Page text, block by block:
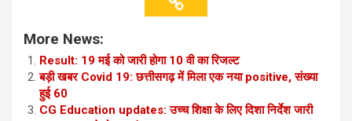
More News:
Result: 19 मई को जारी होगा 10 वी का रिजल्ट
बड़ी खबर Covid 19: छत्तीसगढ़ में मिला एक नया positive, संख्या
हुई 60
CG Education updates: उच्च शिक्षा के लिए दिशा निर्देश जारी